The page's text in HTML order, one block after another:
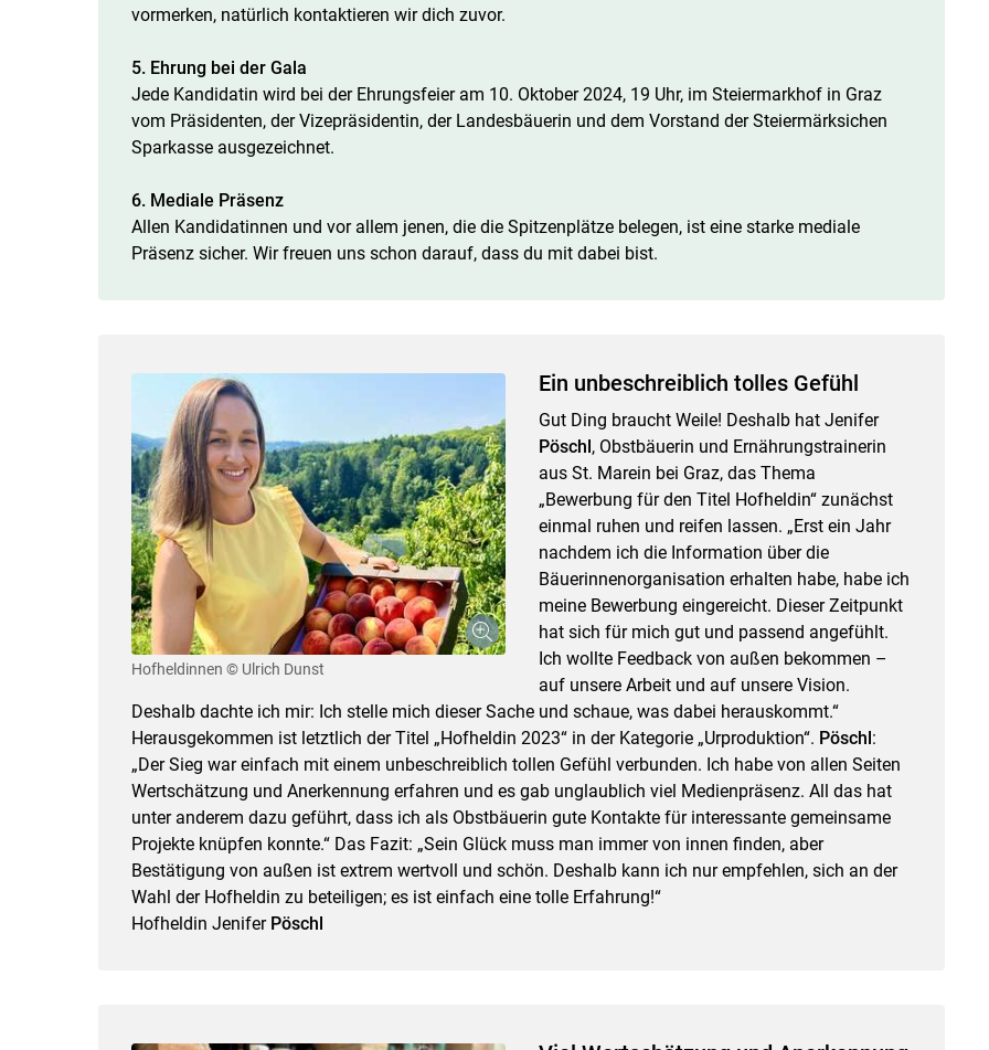
vormerken, natürlich kontaktieren wir dich zuvor.
5. Ehrung bei der Gala
Jede Kandidatin wird bei der Ehrungsfeier am 10. Oktober 2024, 19 Uhr, im Steiermarkhof in Graz
vom Präsidenten, der Vizepräsidentin, der Landesbäuerin und dem Vorstand der Steiermärksichen
Sparkasse ausgezeichnet.
6. Mediale Präsenz
Allen Kandidatinnen und vor allem jenen, die die Spitzenplätze belegen, ist eine starke mediale
Präsenz sicher. Wir freuen uns schon darauf, dass du mit dabei bist.
Hofheldinnen © Ulrich Dunst
Ein unbeschreiblich tolles Gefühl
Gut Ding braucht Weile! Deshalb hat Jenifer
Pöschl, Obstbäuerin und Ernährungstrainerin
aus St. Marein bei Graz, das Thema
„Bewerbung für den Titel Hofheldin“ zunächst
einmal ruhen und reifen lassen. „Erst ein Jahr
nachdem ich die Information über die
Bäuerinnenorganisation erhalten habe, habe ich
meine Bewerbung eingereicht. Dieser Zeitpunkt
hat sich für mich gut und passend angefühlt.
Ich wollte Feedback von außen bekommen –
auf unsere Arbeit und auf unsere Vision.
Deshalb dachte ich mir: Ich stelle mich dieser Sache und schaue, was dabei herauskommt.“
Herausgekommen ist letztlich der Titel „Hofheldin 2023“ in der Kategorie „Urproduktion“. Pöschl:
„Der Sieg war einfach mit einem unbeschreiblich tollen Gefühl verbunden. Ich habe von allen Seiten
Wertschätzung und Anerkennung erfahren und es gab unglaublich viel Medienpräsenz. All das hat
unter anderem dazu geführt, dass ich als Obstbäuerin gute Kontakte für interessante gemeinsame
Projekte knüpfen konnte.“ Das Fazit: „Sein Glück muss man immer von innen finden, aber
Bestätigung von außen ist extrem wertvoll und schön. Deshalb kann ich nur empfehlen, sich an der
Wahl der Hofheldin zu beteiligen; es ist einfach eine tolle Erfahrung!“
Hofheldin Jenifer Pöschl